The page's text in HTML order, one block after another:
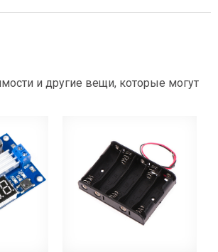
и другие вещи, которые могут